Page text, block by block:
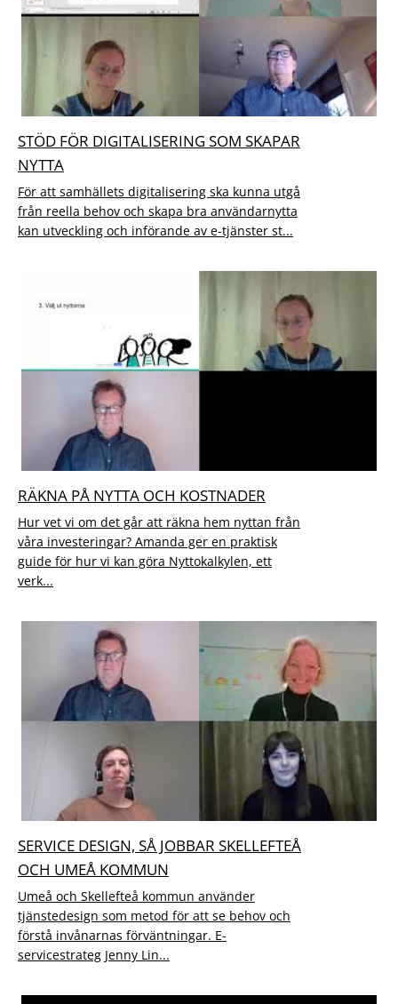
STÖD FÖR DIGITALISERING SOM SKAPAR
NYTTA
För att samhällets digitalisering ska kunna utgå
från reella behov och skapa bra användarnytta
kan utveckling och införande av e-tjänster st...
RÄKNA PÅ NYTTA OCH KOSTNADER
Hur vet vi om det går att räkna hem nyttan från
våra investeringar? Amanda ger en praktisk
guide för hur vi kan göra Nyttokalkylen, ett
verk...
SERVICE DESIGN, SÅ JOBBAR SKELLEFTEÅ
OCH UMEÅ KOMMUN
Umeå och Skellefteå kommun använder
tjänstedesign som metod för att se behov och
förstå invånarnas förväntningar. E-
servicestrateg Jenny Lin...